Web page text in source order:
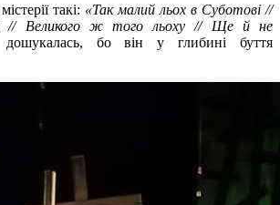
такі: «Так малий льох в Суботові //
// Великого ж того льоху // Ще й не
бо він у глибині буття